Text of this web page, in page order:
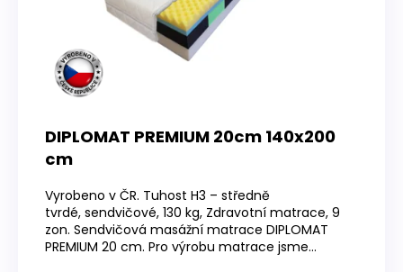
DIPLOMAT PREMIUM 20cm 140x200
cm
Vyrobeno v ČR. Tuhost H3 – středně
tvrdé, sendvičové, 130 kg, Zdravotní matrace, 9
zon. Sendvičová masážní matrace DIPLOMAT
PREMIUM 20 cm. Pro výrobu matrace jsme...